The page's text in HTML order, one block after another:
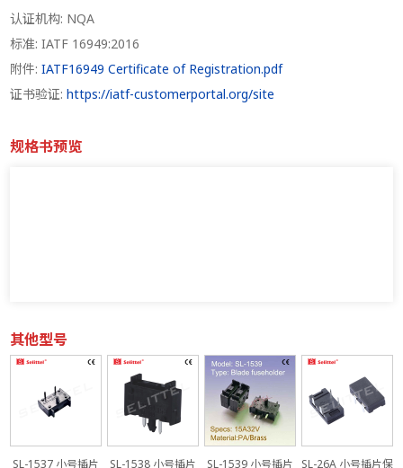
认证机构: NQA
标准: IATF 16949:2016
附件:IATF16949 Certificate of Registration.pdf
证书验证:https://iatf-customerportal.org/site
规格书预览
其他型号
SL-1537 小号插片 SL-1538 小号插片 SL-1539 小号插片 SL-26A 小号插片保